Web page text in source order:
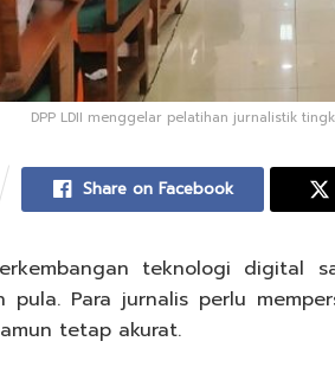
DPP LDII menggelar pelatihan jurnalistik
Share on Facebook
teknologi digital
pula. Para jurnalis perlu
tetap akurat.